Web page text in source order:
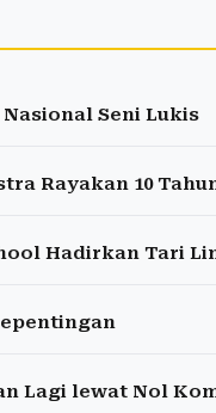
Seni Lukis
Rayakan 10
Hadirkan Tari
Lagi lewat Nol